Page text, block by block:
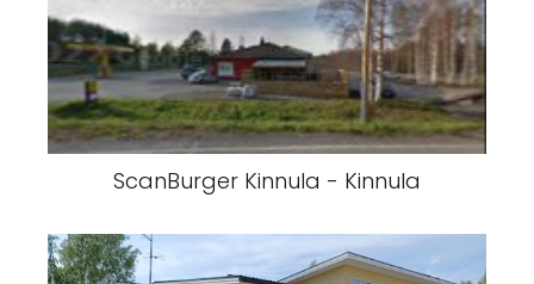
ScanBurger Kinnula - Kinnula